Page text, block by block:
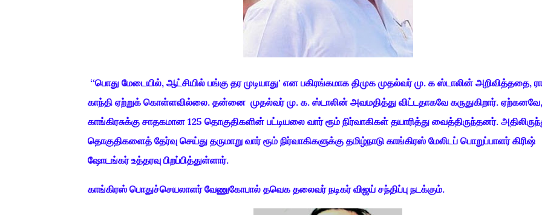
‘‘பொது மேடையில், ஆட்சியில் பங்கு தர முடியாது' என பகிரங்கமாக திமுக முதல்வர் மு. க ஸ்டாலின் அறிவித்ததை,
காந்தி ஏற்றுக் கொள்ளவில்லை. தன்னை முதல்வர் மு. க. ஸ்டாலின் அவமதித்து விட்டதாகவே கருதுகிறார். ஏற்கனவே,
காங்கிரசுக்கு சாதகமான 125 தொகுதிகளின் பட்டியலை வார் ரூம் நிர்வாகிகள் தயாரித்து வைத்திருந்தனர்.
தொகுதிகளைத் தேர்வு செய்து தருமாறு வார் ரூம் நிர்வாகிகளுக்கு தமிழ்நாடு காங்கிரஸ் மேலிடப் பொறுப்பாளர் கிரிஷ்
ஷோடங்கர் உத்தரவு பிறப்பித்துள்ளார்.
காங்கிரஸ் பொதுச்செயலாளர் வேணுகோபால் தவெக தலைவர் நடிகர் விஜய் சந்திப்பு நடக்கும்.